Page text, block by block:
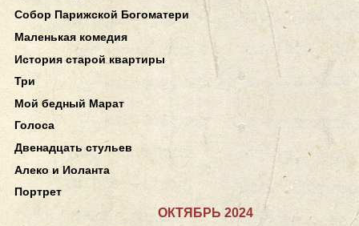
Собор Парижской Богоматери
Маленькая комедия
История старой квартиры
Три
Мой бедный Марат
Голоса
Двенадцать стульев
Алеко и Иоланта
Портрет
ОКТЯБРЬ 2024